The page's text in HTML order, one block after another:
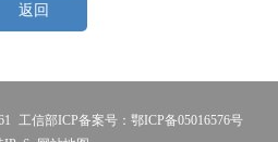
返回
工信部ICP备案号：鄂ICP备05016576号